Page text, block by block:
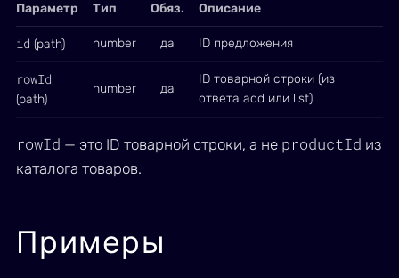
Параметр Тип Обяз. Описание
id (path) number да ID предложения
rowId
(path)
number да
ID товарной строки (из
ответа add или list)
rowId — это ID товарной строки, а не productId из
каталога товаров.
Примеры